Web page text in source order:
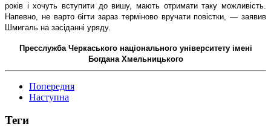
років і хочуть вступити до вишу, мають отримати таку можливість.
Напевно, не варто бігти зараз терміново вручати повістки, — заявив
Шмигаль на засіданні уряду.
Пресслужба Черкаського національного університету імені
Богдана Хмельницького
Попередня
Наступна
Теги